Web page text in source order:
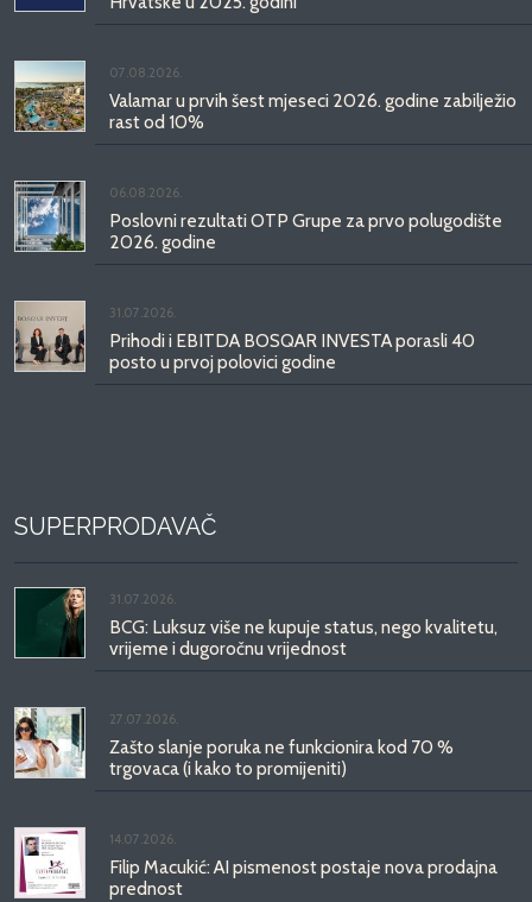
07.08.2026.
Valamar u prvih šest mjeseci 2026. godine zabilježio
rast od 10%
06.08.2026.
Poslovni rezultati OTP Grupe za prvo polugodište
2026. godine
31.07.2026.
Prihodi i EBITDA BOSQAR INVESTA porasli 40
posto u prvoj polovici godine
SUPERPRODAVAČ
31.07.2026.
BCG: Luksuz više ne kupuje status, nego kvalitetu,
vrijeme i dugoročnu vrijednost
27.07.2026.
Zašto slanje poruka ne funkcionira kod 70 %
trgovaca (i kako to promijeniti)
14.07.2026.
Filip Macukić: AI pismenost postaje nova prodajna
prednost